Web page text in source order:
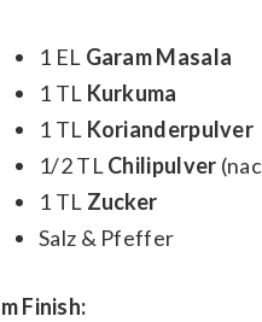
1 EL Garam Masala
1 TL Kurkuma
1 TL Korianderpulver
1/2 TL Chilipulver
1 TL Zucker
Salz & Pfeffer
Finish: